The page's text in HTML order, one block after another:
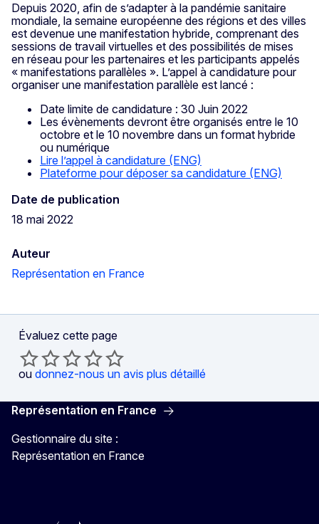
Depuis 2020, afin de s’adapter à la pandémie sanitaire
mondiale, la semaine européenne des régions et des villes
est devenue une manifestation hybride, comprenant des
sessions de travail virtuelles et des possibilités de mises
en réseau pour les partenaires et les participants appelés
« manifestations parallèles ». L’appel à candidature pour
organiser une manifestation parallèle est lancé :
Date limite de candidature : 30 Juin 2022
Les évènements devront être organisés entre le 10
octobre et le 10 novembre dans un format hybride
ou numérique
Lire l’appel à candidature (ENG)
Plateforme pour déposer sa candidature (ENG)
Date de publication
18 mai 2022
Auteur
Représentation en France
Évaluez cette page
ou donnez-nous un avis plus détaillé
Représentation en France
Gestionnaire du site :
Représentation en France